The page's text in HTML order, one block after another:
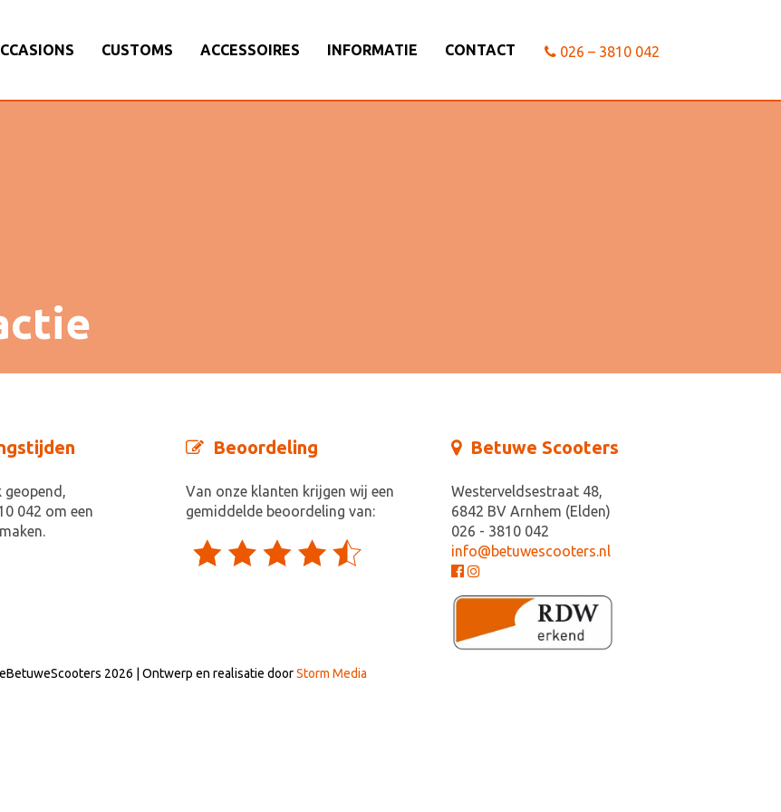
CUSTOMS ACCESSOIRES INFORMATIE CONTACT 026 – 3810 042
geopend,
042 om een
Beoordeling
Van onze klanten krijgen wij een
gemiddelde beoordeling van:
Betuwe Scooters
Westerveldsestraat 48,
6842 BV Arnhem (Elden)
026 - 3810 042
info@betuwescooters.nl
2026 | Ontwerp en realisatie doorStorm Media